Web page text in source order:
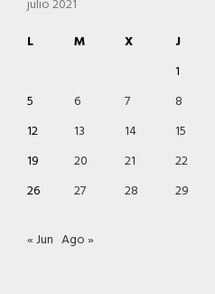
julio 2021
L
M X J
1
5
6 7 8
12
13 14 15
19
20 21 22
26
27 28 29
« Jun Ago »